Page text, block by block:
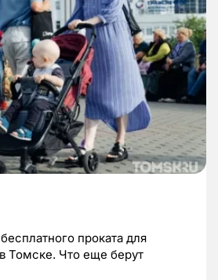
проката для
Томске. Что еще берут